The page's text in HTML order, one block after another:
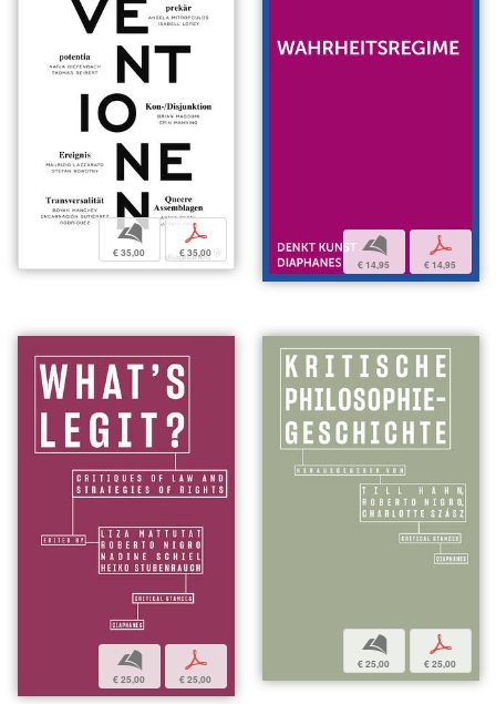
b
€ 35,00
p
€ 35,00 b
€ 14,95
p
€ 14,95
b
€ 25,00
p
€ 25,00
b
€ 25,00
p
€ 25,00